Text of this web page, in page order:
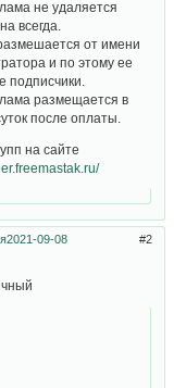
не удаляется
всегда.
от имени
и по этому ее
подписчики.
размещается в
после оплаты.
на сайте
2
2021-09-08